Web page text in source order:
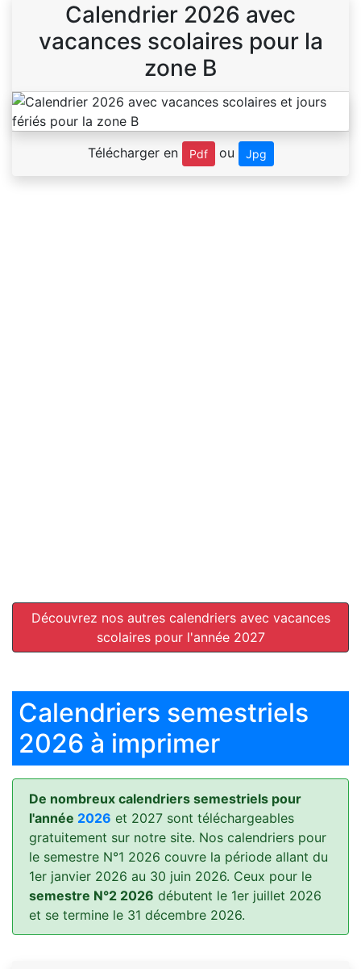
Calendrier 2026 avec
vacances scolaires pour la
zone B
Télécharger en Pdf ou Jpg
Découvrez nos autres calendriers avec vacances
scolaires pour l'année 2027
Calendriers semestriels
2026 à imprimer
De nombreux calendriers semestriels pour
l'année 2026 et 2027 sont téléchargeables
gratuitement sur notre site. Nos calendriers pour
le semestre N°1 2026 couvre la période allant du
1er janvier 2026 au 30 juin 2026. Ceux pour le
semestre N°2 2026 débutent le 1er juillet 2026
et se termine le 31 décembre 2026.